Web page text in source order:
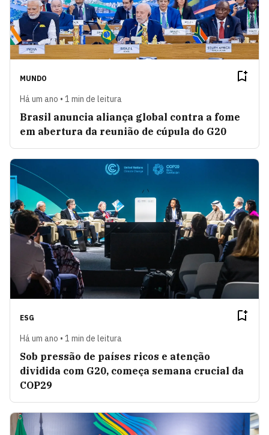
MUNDO
Há um ano • 1 min de leitura
Brasil anuncia aliança global contra a fome
em abertura da reunião de cúpula do G20
ESG
Há um ano • 1 min de leitura
Sob pressão de países ricos e atenção
dividida com G20, começa semana crucial da
COP29